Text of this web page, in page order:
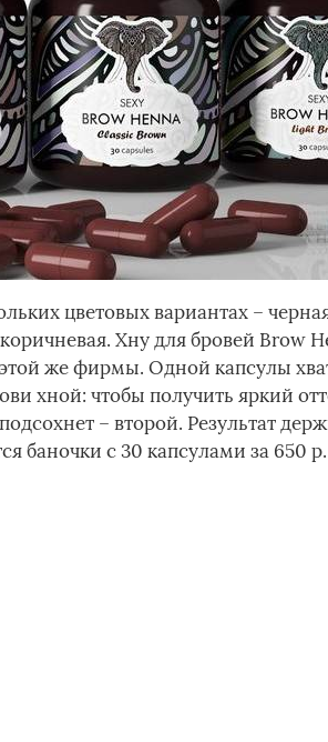
цветовых вариантах –
Хну для бровей Brow
же фирмы. Одной капсулы
хной: чтобы получить яркий
– второй. Результат
баночки с 30 капсулами за 650